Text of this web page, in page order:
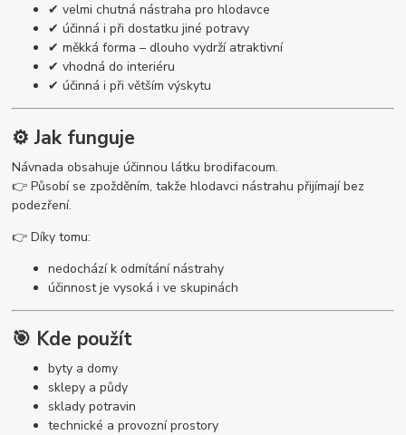
✔ velmi chutná nástraha pro hlodavce
✔ účinná i při dostatku jiné potravy
✔ měkká forma – dlouho vydrží atraktivní
✔ vhodná do interiéru
✔ účinná i při větším výskytu
⚙️ Jak funguje
Návnada obsahuje účinnou látku brodifacoum.
👉 Působí se zpožděním, takže hlodavci nástrahu přijímají bez
podezření.
👉 Díky tomu:
nedochází k odmítání nástrahy
účinnost je vysoká i ve skupinách
🎯 Kde použít
byty a domy
sklepy a půdy
sklady potravin
technické a provozní prostory